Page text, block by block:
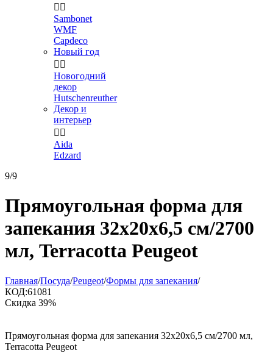
 
Sambonet
WMF
Capdeco
Новый год
 
Новогодний
декор
Hutschenreuther
Декор и
интерьер
 
Aida
Edzard
9/9
Прямоугольная форма для
запекания 32x20x6,5 см/2700
мл, Terracotta Peugeot
Главная/Посуда/Peugeot/Формы для запекания/
КОД:61081
Скидка 39%
Прямоугольная форма для запекания 32x20x6,5 см/2700 мл,
Terracotta Peugeot